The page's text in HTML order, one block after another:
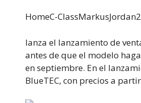
HomeC-ClassMarkus
lanza el lanzamiento de
antes de que el modelo
en septiembre. En el
BlueTEC, con precios a